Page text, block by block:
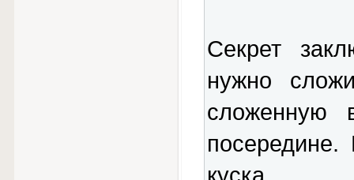
Секрет
нужно
сложенную